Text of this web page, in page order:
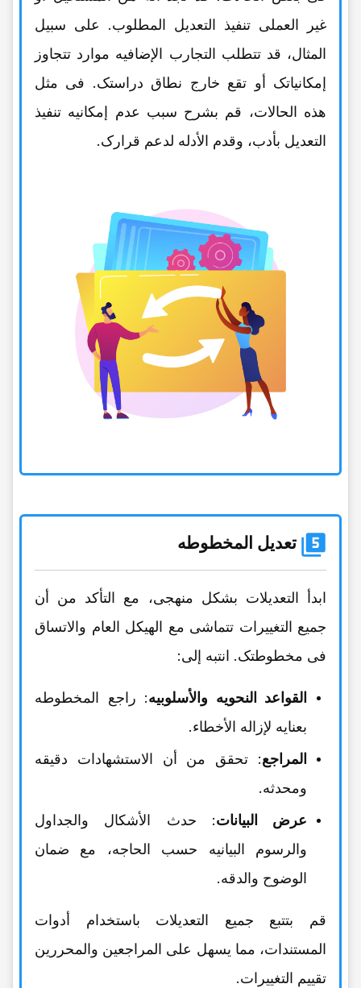
غیر العملی تنفیذ التعدیل المطلوب. على سبیل
المثال، قد تتطلب التجارب الإضافیه موارد تتجاوز
إمکانیاتک أو تقع خارج نطاق دراستک. فی مثل
هذه الحالات، قم بشرح سبب عدم إمکانیه تنفیذ
التعدیل بأدب، وقدم الأدله لدعم قرارک.
تعدیل المخطوطه
ابدأ التعدیلات بشکل منهجی، مع التأکد من أن
جمیع التغییرات تتماشى مع الهیکل العام والاتساق
فی مخطوطتک. انتبه إلى:
القواعد النحویه والأسلوبیه: راجع المخطوطه
بعنایه لإزاله الأخطاء.
المراجع: تحقق من أن الاستشهادات دقیقه
ومحدثه.
عرض البیانات: حدث الأشکال والجداول
والرسوم البیانیه حسب الحاجه، مع ضمان
الوضوح والدقه.
قم بتتبع جمیع التعدیلات باستخدام أدوات
المستندات، مما یسهل على المراجعین والمحررین
تقییم التغییرات.